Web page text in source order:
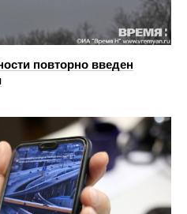
повторно введен